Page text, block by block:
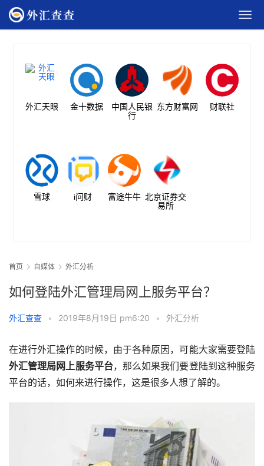
外汇天眼 金十数据
中国人民银
行
东方财富网 财联社
雪球 i问财 富途牛牛 北京证券交
易所
首页 自媒体 外汇分析
如何登陆外汇管理局网上服务平台？
外汇查查 • 2019年8月19日 pm6:20 • 外汇分析
在进行外汇操作的时候，由于各种原因，可能大家需要登陆
外汇管理局网上服务平台，那么如果我们要登陆到这种服务
平台的话，如何来进行操作，这是很多人想了解的。